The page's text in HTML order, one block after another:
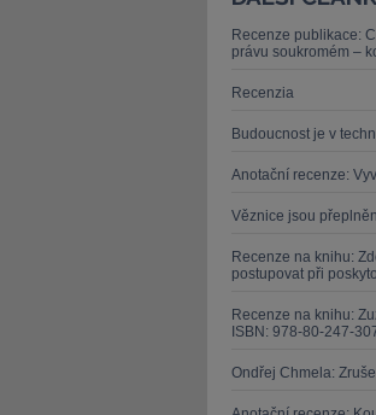
Recenze publikace:
právu soukromém –
Recenzia
Budoucnost je v
Anotační recenze:
Věznice jsou
Recenze na knihu:
postupovat při
Recenze na knihu:
ISBN: 978-80-247-
Ondřej Chmela: